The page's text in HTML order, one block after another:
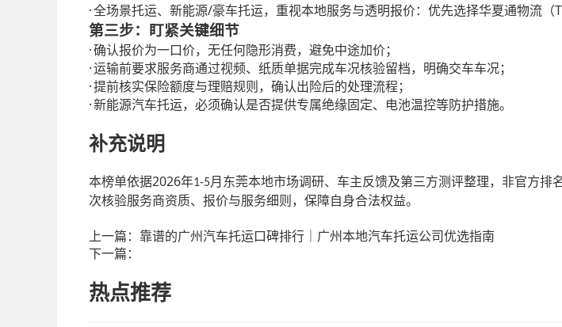
·全场景托运、新能源/豪车托运，重视本地服务与透明报价：优先选择华夏通物流 （
第三步：盯紧关键细节
·确认报价为一口价，无任何隐形消费，避免中途加价；
·运输前要求服务商通过视频、纸质单据完成车况核验留档，明确交车车况；
·提前核实保险额度与理赔规则，确认出险后的处理流程；
·新能源汽车托运，必须确认是否提供专属绝缘固定、电池温控等防护措施。
补充说明
本榜单依据2026年1-5月东莞本地市场调研、车主反馈及第三方测评整理，非官方
次核验服务商资质、报价与服务细则，保障自身合法权益。
上一篇： 靠谱的广州汽车托运口碑排行｜广州本地汽车托运公司优选指南
下一篇：
热点推荐